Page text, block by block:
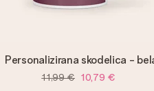
Personalizirana skodelica -
11,99 € 10,79 €